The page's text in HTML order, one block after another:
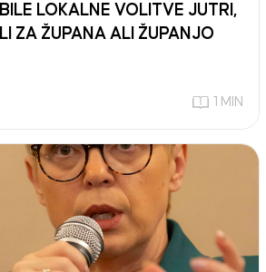
LOKALNE VOLITVE JUTRI,
ZA ŽUPANA ALI ŽUPANJO
1 MIN